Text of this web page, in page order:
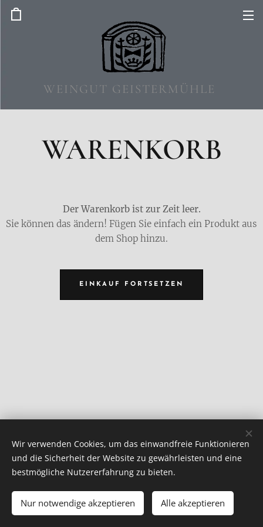
WEINGUT GEISTERMÜHLE
WARENKORB
Der Warenkorb ist zur Zeit leer.
Sie können das ändern! Fügen Sie einfach ein Produkt aus
dem Shop hinzu.
EINKAUF FORTSETZEN
©Copyright2021Weingut Jakob Müller
Alle Rechte vorbehalten
Cookies
Wir verwenden Cookies, um das einwandfreie Funktionieren
und die Sicherheit der Website zu gewährleisten und eine
bestmögliche Nutzererfahrung zu bieten.
Nur notwendige akzeptieren Alle akzeptieren